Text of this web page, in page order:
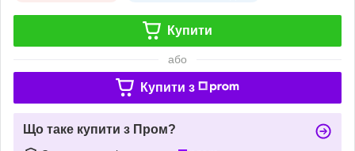
Купити
або
Купити з
Що таке купити з Пром?